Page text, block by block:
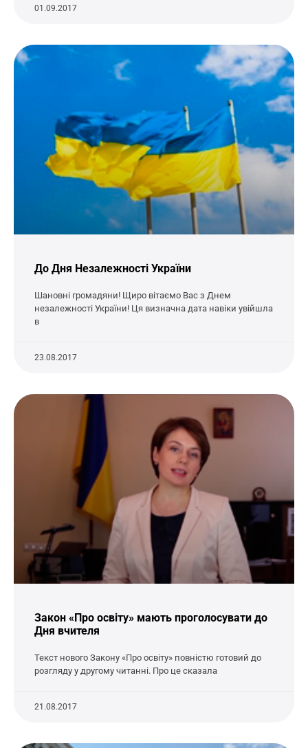
01.09.2017
До Дня Незалежності України
Шановні громадяни! Щиро вітаємо Вас з Днем
незалежності України! Ця визначна дата навіки увійшла
в
23.08.2017
Закон «Про освіту» мають проголосувати до
Дня вчителя
Текст нового Закону «Про освіту» повністю готовий до
розгляду у другому читанні. Про це сказала
21.08.2017